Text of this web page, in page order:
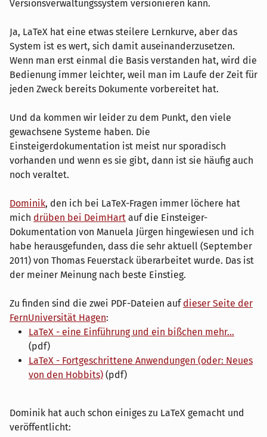
Versionsverwaltungssystem versionieren kann.
Ja, LaTeX hat eine etwas steilere Lernkurve, aber das
System ist es wert, sich damit auseinanderzusetzen.
Wenn man erst einmal die Basis verstanden hat, wird die
Bedienung immer leichter, weil man im Laufe der Zeit für
jeden Zweck bereits Dokumente vorbereitet hat.
Und da kommen wir leider zu dem Punkt, den viele
gewachsene Systeme haben. Die
Einsteigerdokumentation ist meist nur sporadisch
vorhanden und wenn es sie gibt, dann ist sie häufig auch
noch veraltet.
Dominik, den ich bei LaTeX-Fragen immer löchere hat
mich drüben bei DeimHart auf die Einsteiger-
Dokumentation von Manuela Jürgen hingewiesen und ich
habe herausgefunden, dass die sehr aktuell (September
2011) von Thomas Feuerstack überarbeitet wurde. Das ist
der meiner Meinung nach beste Einstieg.
Zu finden sind die zwei PDF-Dateien aufdieser Seite der
FernUniversität Hagen:
LaTeX - eine Einführung und ein bißchen mehr...
(pdf)
LaTeX - Fortgeschrittene Anwendungen (oder: Neues
von den Hobbits) (pdf)
Dominik hat auch schon einiges zu LaTeX gemacht und
veröffentlicht: